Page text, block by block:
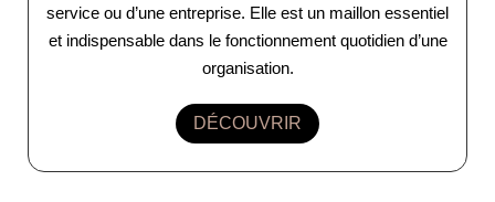
service ou d’une entreprise. Elle est un maillon essentiel
et indispensable dans le fonctionnement quotidien d’une
organisation.
DÉCOUVRIR